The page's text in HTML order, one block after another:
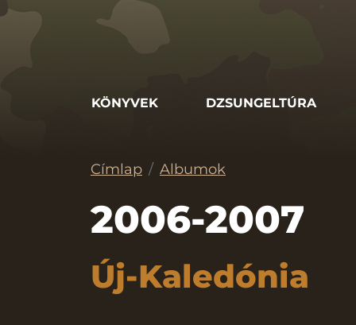
Ugrás
KÖNYVEK DZSUNGELTÚRA
Címlap Albumok
2006-2007
Új-Kaledónia